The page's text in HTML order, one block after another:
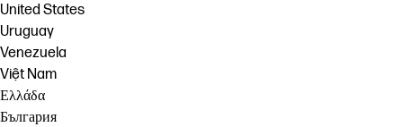
United States
Uruguay
Venezuela
Việt Nam
Ελλάδα
България